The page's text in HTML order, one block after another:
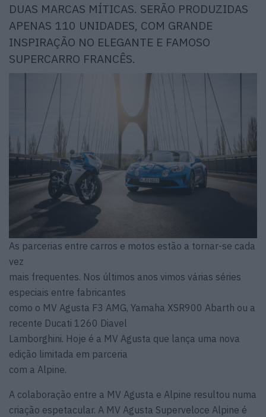
DUAS MARCAS MÍTICAS. SERÃO PRODUZIDAS
APENAS 110 UNIDADES, COM GRANDE
INSPIRAÇÃO NO ELEGANTE E FAMOSO
SUPERCARRO FRANCÊS.
As parcerias entre carros e motos estão a tornar-se cada
vez
mais frequentes. Nos últimos anos vimos várias séries
especiais entre fabricantes
como o MV Agusta F3 AMG, Yamaha XSR900 Abarth ou a
recente Ducati 1260 Diavel
Lamborghini. Hoje é a MV Agusta que lança uma nova
edição limitada em parceria
com a Alpine.
A colaboração entre a MV Agusta e Alpine resultou numa
criação espetacular. A MV Agusta Superveloce Alpine é